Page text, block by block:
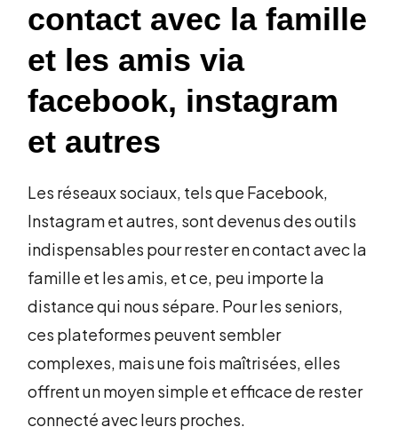
contact avec la famille
et les amis via
facebook, instagram
et autres
Les réseaux sociaux, tels que Facebook,
Instagram et autres, sont devenus des outils
indispensables pour rester en contact avec la
famille et les amis, et ce, peu importe la
distance qui nous sépare. Pour les seniors,
ces plateformes peuvent sembler
complexes, mais une fois maîtrisées, elles
offrent un moyen simple et efficace de rester
connecté avec leurs proches.